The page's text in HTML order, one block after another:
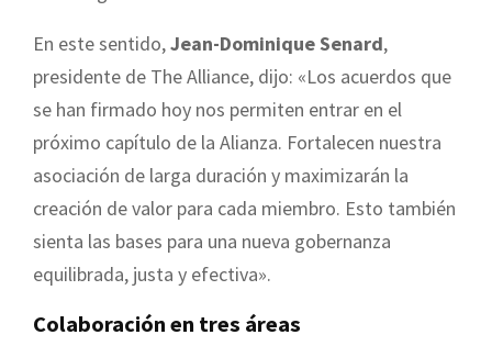
En este sentido,Jean-Dominique Senard,
presidente de The Alliance, dijo: «Los acuerdos que
se han firmado hoy nos permiten entrar en el
próximo capítulo de la Alianza. Fortalecen nuestra
asociación de larga duración y maximizarán la
creación de valor para cada miembro. Esto también
sienta las bases para una nueva gobernanza
equilibrada, justa y efectiva».
Colaboración en tres áreas